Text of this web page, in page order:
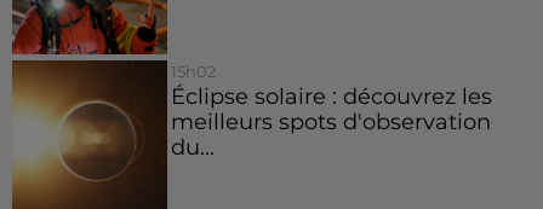
15h02
Éclipse solaire : découvrez les
meilleurs spots d'observation
du...